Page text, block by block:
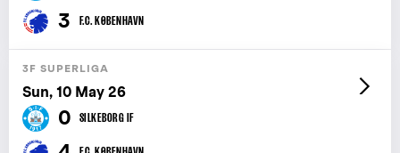
3 F.C. KØBENHAVN
3F SUPERLIGA
Sun, 10 May 26
0 SILKEBORG IF